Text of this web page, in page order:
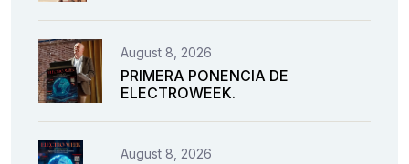
August 8, 2026
PRIMERA PONENCIA DE
ELECTROWEEK.
August 8, 2026